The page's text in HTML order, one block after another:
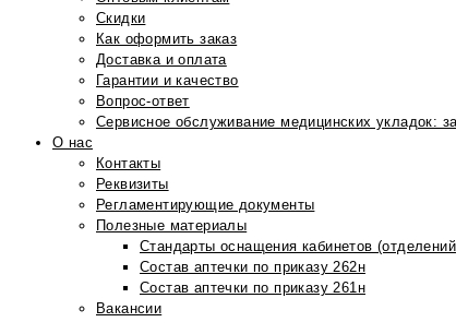
Скидки
Как оформить заказ
Доставка и оплата
Гарантии и качество
Вопрос-ответ
Сервисное обслуживание медицинских укладок:
О нас
Контакты
Реквизиты
Регламентирующие документы
Полезные материалы
Стандарты оснащения кабинетов
Состав аптечки по приказу 262н
Состав аптечки по приказу 261н
Вакансии